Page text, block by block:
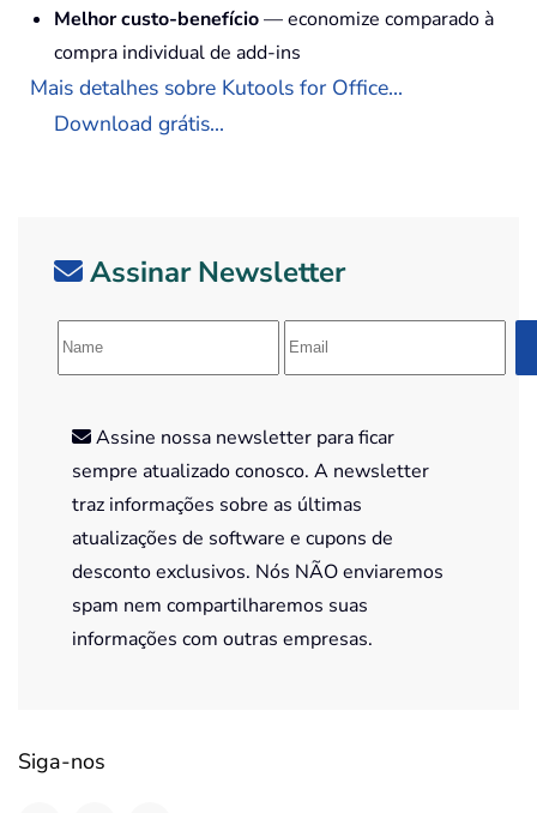
Melhor custo-benefício— economize comparado à
compra individual de add-ins
Mais detalhes sobre Kutools for Office...
Download grátis...
Assinar Newsletter
Assine nossa newsletter para ficar
sempre atualizado conosco. A newsletter
traz informações sobre as últimas
atualizações de software e cupons de
desconto exclusivos. Nós NÃO enviaremos
spam nem compartilharemos suas
informações com outras empresas.
Siga-nos